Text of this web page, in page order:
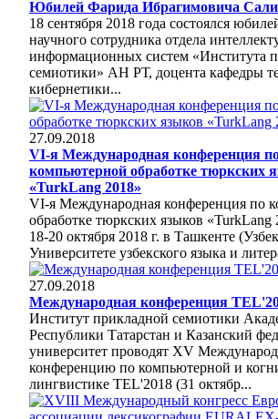
Юбилей Фарида Ибрагимовича
18 сентября 2018 года состоялся
научного сотрудника отдела
информационных систем «Института
семиотики» АН РТ, доцента кафедры
кибернетики...
27.09.2018
VI-я Международная конференция
компьютерной обработке тюркских
«TurkLang 2018»
VI-я Международная конференция по
обработке тюркских языков «TurkLang
18-20 октября 2018 г. в Ташкенте
Университете узбекского языка и
27.09.2018
Международная конференция
Институт прикладной семиотики
Республики Татарстан и Казанский
университет проводят XV
конференцию по компьютерной и
лингвистике TEL'2018 (31 октябр...